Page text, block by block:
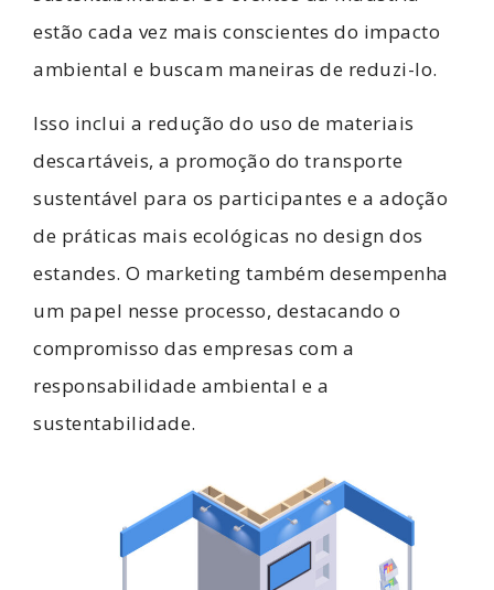
estão cada vez mais conscientes do impacto
ambiental e buscam maneiras de reduzi-lo.
Isso inclui a redução do uso de materiais
descartáveis, a promoção do transporte
sustentável para os participantes e a adoção
de práticas mais ecológicas no design dos
estandes. O marketing também desempenha
um papel nesse processo, destacando o
compromisso das empresas com a
responsabilidade ambiental e a
sustentabilidade.